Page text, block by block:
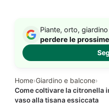
Home›Giardino e balcone›
Come coltivare la citronella
vaso alla tisana essiccata
Piante, orto,
perdere le